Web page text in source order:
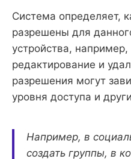
Система определяет,
разрешены для
устройства, например,
редактирование и
разрешения могут
уровня доступа и
Например, в
создать группы, в